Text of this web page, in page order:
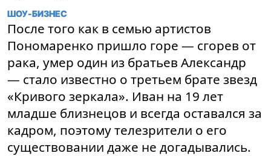
ШОУ-БИЗНЕС
После того как в семью артистов
Пономаренко пришло горе — сгорев от
рака, умер один из братьев Александр
— стало известно о третьем брате звезд
«Кривого зеркала». Иван на 19 лет
младше близнецов и всегда оставался за
кадром, поэтому телезрители о его
существовании даже не догадывались.